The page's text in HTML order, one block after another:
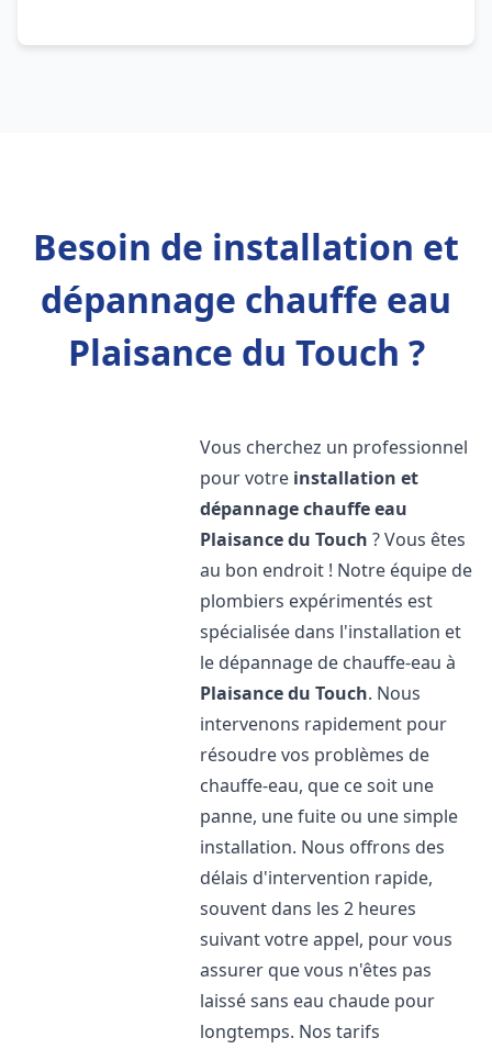
Besoin de installation et
dépannage chauffe eau
Plaisance du Touch ?
Vous cherchez un professionnel
pour votre installation et
dépannage chauffe eau
Plaisance du Touch ? Vous êtes
au bon endroit ! Notre équipe de
plombiers expérimentés est
spécialisée dans l'installation et
le dépannage de chauffe-eau à
Plaisance du Touch. Nous
intervenons rapidement pour
résoudre vos problèmes de
chauffe-eau, que ce soit une
panne, une fuite ou une simple
installation. Nous offrons des
délais d'intervention rapide,
souvent dans les 2 heures
suivant votre appel, pour vous
assurer que vous n'êtes pas
laissé sans eau chaude pour
longtemps. Nos tarifs